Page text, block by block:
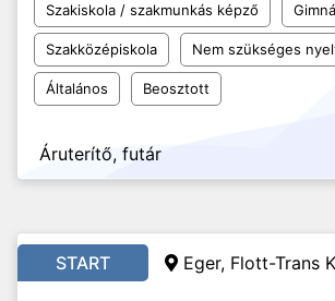
Szakiskola / szakmunkás képző
Szakközépiskola Nem szükséges
Általános Beosztott
Áruterítő, futár
START Eger, Flott-Trans